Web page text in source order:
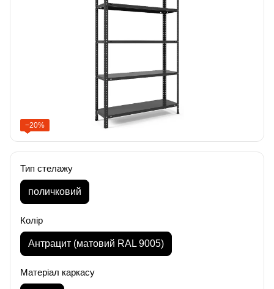
−20%
Тип стелажу
поличковий
Колір
Антрацит (матовий RAL 9005)
Матеріал каркасу